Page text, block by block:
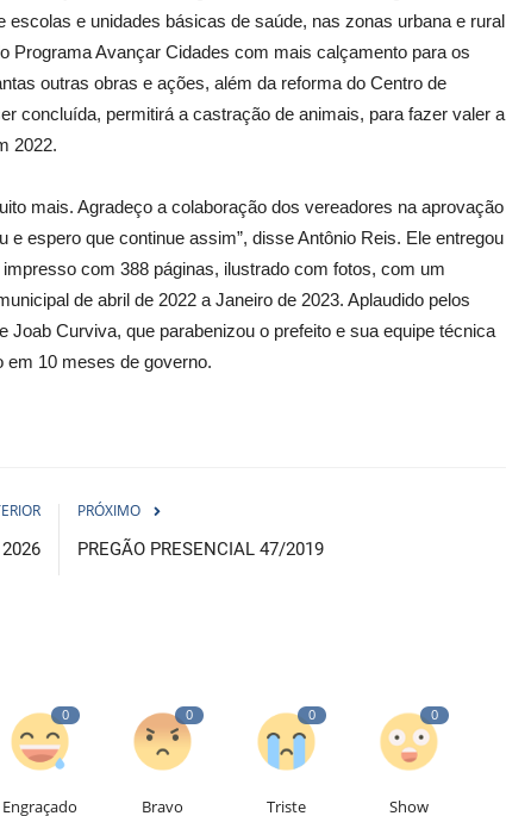
e unidades básicas de saúde, nas zonas urbana e rural
Programa Avançar Cidades com mais calçamento para os
outras obras e ações, além da reforma do Centro de
concluída, permitirá a castração de animais, para fazer valer a
2022.
mais. Agradeço a colaboração dos vereadores na aprovação
espero que continue assim”, disse Antônio Reis. Ele entregou
com 388 páginas, ilustrado com fotos, com um
de abril de 2022 a Janeiro de 2023. Aplaudido pelos
Joab Curviva, que parabenizou o prefeito e sua equipe técnica
em 10 meses de governo.
PRÓXIMO
PREGÃO PRESENCIAL 47/2019
0
Engraçado
0
Bravo
0
Triste
0
Show